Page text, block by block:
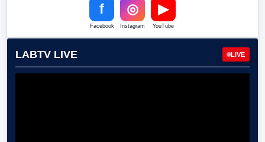
f
Facebook
◎
Instagram
▶
YouTube
LABTV LIVE LIVE